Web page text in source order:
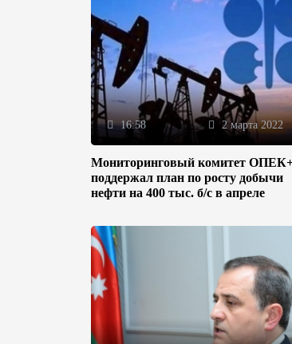
16:58 2 марта 2022
Мониторинговый комитет
поддержал план по росту добычи
нефти на 400 тыс. б/с в апреле